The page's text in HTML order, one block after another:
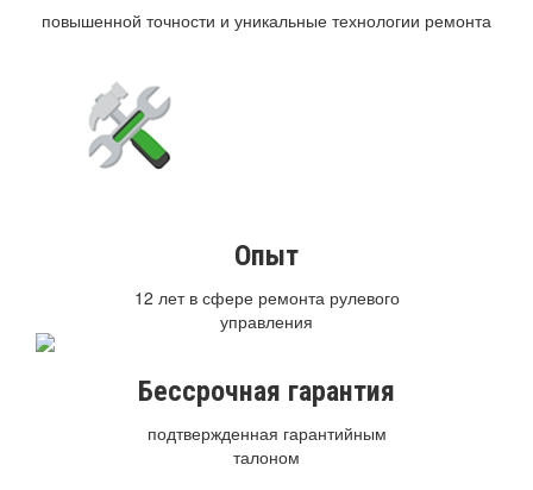
повышенной точности и уникальные технологии ремонта
Опыт
12 лет в сфере ремонта рулевого
управления
Бессрочная гарантия
подтвержденная гарантийным
талоном